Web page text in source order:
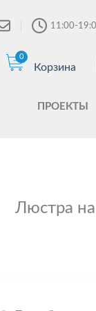
11:00-
0
Корзина
ПРОЕКТЫ
Люстра